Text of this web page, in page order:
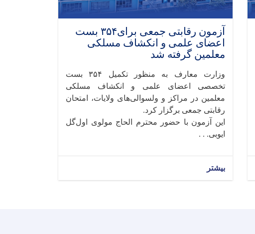
آزمون رقابتی جمعی برای۳۵۴ بست
اعضای علمی و انکشاف مسلکی
معلمین گرفته شد
وزارت معارف به‌ منظور تکمیل ۳۵۴ بست
تخصصی اعضای علمی و انکشاف مسلکی
معلمین در مراکز و ولسوالی‌های ولایات، امتحان
رقابتی جمعی برگزار کرد.
این آزمون با حضور محترم الحاج مولوی اول‌گل
ایوبی. . .
بیشتر